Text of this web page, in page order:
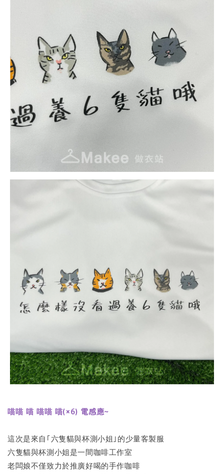
喵喵 喵 喵喵 喵(×6) 電感應~
這次是來自｢六隻貓與杯測小姐｣的少量客製服
六隻貓與杯測小姐是一間咖啡工作室
老闆娘不僅致力於推廣好喝的手作咖啡